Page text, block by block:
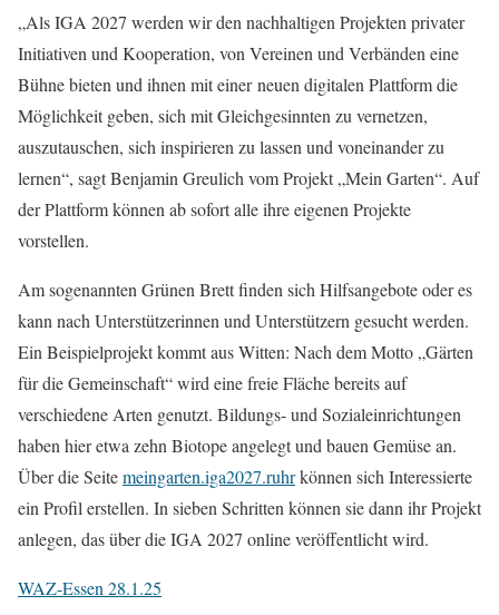
„Als IGA 2027 werden wir den nachhaltigen Projekten privater
Initiativen und Kooperation, von Vereinen und Verbänden eine
Bühne bieten und ihnen mit einer neuen digitalen Plattform die
Möglichkeit geben, sich mit Gleichgesinnten zu vernetzen,
auszutauschen, sich inspirieren zu lassen und voneinander zu
lernen“, sagt Benjamin Greulich vom Projekt „Mein Garten“. Auf
der Plattform können ab sofort alle ihre eigenen Projekte
vorstellen.
Am sogenannten Grünen Brett finden sich Hilfsangebote oder es
kann nach Unterstützerinnen und Unterstützern gesucht werden.
Ein Beispielprojekt kommt aus Witten: Nach dem Motto „Gärten
für die Gemeinschaft“ wird eine freie Fläche bereits auf
verschiedene Arten genutzt. Bildungs- und Sozialeinrichtungen
haben hier etwa zehn Biotope angelegt und bauen Gemüse an.
Über die Seitemeingarten.iga2027.ruhrkönnen sich Interessierte
ein Profil erstellen. In sieben Schritten können sie dann ihr Projekt
anlegen, das über die IGA 2027 online veröffentlicht wird.
WAZ-Essen 28.1.25